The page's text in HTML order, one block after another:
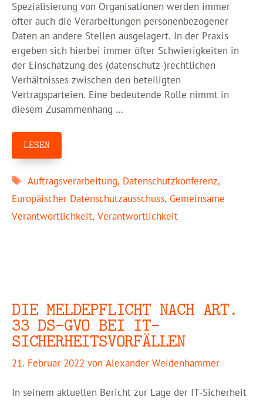
Spezialisierung von Organisationen werden immer
öfter auch die Verarbeitungen personenbezogener
Daten an andere Stellen ausgelagert. In der Praxis
ergeben sich hierbei immer öfter Schwierigkeiten in
der Einschätzung des (datenschutz-)rechtlichen
Verhältnisses zwischen den beteiligten
Vertragsparteien. Eine bedeutende Rolle nimmt in
diesem Zusammenhang …
LESEN
Schlagwörter
Auftragsverarbeitung, Datenschutzkonferenz,
Europäischer Datenschutzausschuss, Gemeinsame
Verantwortlichkeit, Verantwortlichkeit
DIE MELDEPFLICHT NACH ART.
33 DS-GVO BEI IT-
SICHERHEITSVORFÄLLEN
21. Februar 2022 von Alexander Weidenhammer
In seinem aktuellen Bericht zur Lage der IT-Sicherheit